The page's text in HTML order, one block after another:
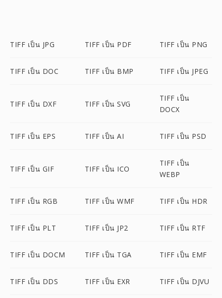
TIFF เป็น JPG TIFF เป็น PDF TIFF เป็น PNG
TIFF เป็น DOC TIFF เป็น BMP TIFF เป็น JPEG
TIFF เป็น DXF TIFF เป็น SVG
TIFF เป็น
DOCX
TIFF เป็น EPS TIFF เป็น AI TIFF เป็น PSD
TIFF เป็น GIF TIFF เป็น ICO
TIFF เป็น
WEBP
TIFF เป็น RGB TIFF เป็น WMF TIFF เป็น HDR
TIFF เป็น PLT TIFF เป็น JP2 TIFF เป็น RTF
TIFF เป็น DOCM TIFF เป็น TGA TIFF เป็น EMF
TIFF เป็น DDS TIFF เป็น EXR TIFF เป็น DJVU